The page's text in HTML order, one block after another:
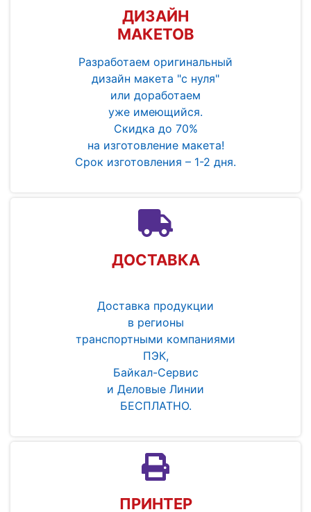
ДИЗАЙН
МАКЕТОВ
Разработаем оригинальный
дизайн макета "с нуля"
или доработаем
уже имеющийся.
Скидка до 70%
на изготовление макета!
Срок изготовления – 1-2 дня.
ДОСТАВКА
Доставка продукции
в регионы
транспортными компаниями
ПЭК,
Байкал-Сервис
и Деловые Линии
БЕСПЛАТНО.
ПРИНТЕР